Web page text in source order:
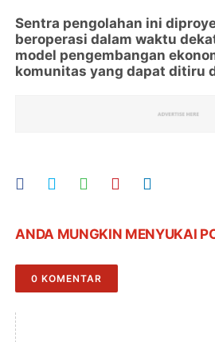
Sentra pengolahan ini
beroperasi dalam waktu
model pengembangan
komunitas yang dapat ditiru
ANDA MUNGKIN MENYUKAI
0 KOMENTAR